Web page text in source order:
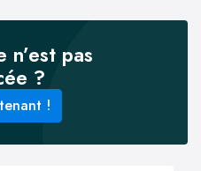
pas
?
!